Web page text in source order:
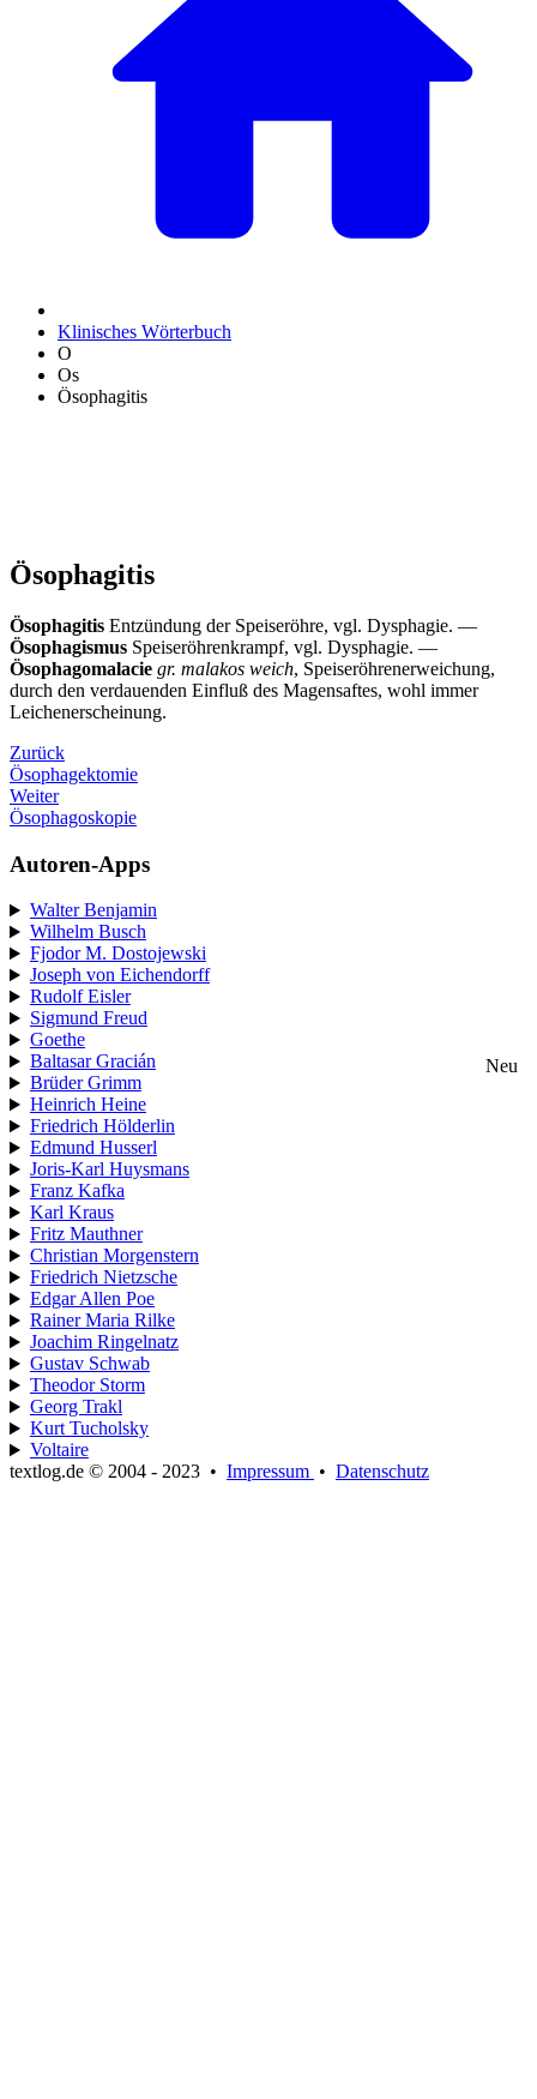
Klinisches Wörterbuch
O
Os
Ösophagitis
Ösophagitis
Ösophagitis Entzündung der Speiseröhre, vgl. Dysphagie. —
Ösophagismus Speiseröhrenkrampf, vgl. Dysphagie. —
Ösophagomalacie gr. malakos weich, Speiseröhrenerweichung,
durch den verdauenden Einfluß des Magensaftes, wohl immer
Leichenerscheinung.
Zurück
Ösophagektomie
Weiter
Ösophagoskopie
Autoren-Apps
Walter Benjamin
Wilhelm Busch
Fjodor M. Dostojewski
Joseph von Eichendorff
Rudolf Eisler
Sigmund Freud
Goethe
Baltasar Gracián
Neu
Brüder Grimm
Heinrich Heine
Friedrich Hölderlin
Edmund Husserl
Joris-Karl Huysmans
Franz Kafka
Karl Kraus
Fritz Mauthner
Christian Morgenstern
Friedrich Nietzsche
Edgar Allen Poe
Rainer Maria Rilke
Joachim Ringelnatz
Gustav Schwab
Theodor Storm
Georg Trakl
Kurt Tucholsky
Voltaire
textlog.de © 2004 - 2023 • Impressum • Datenschutz